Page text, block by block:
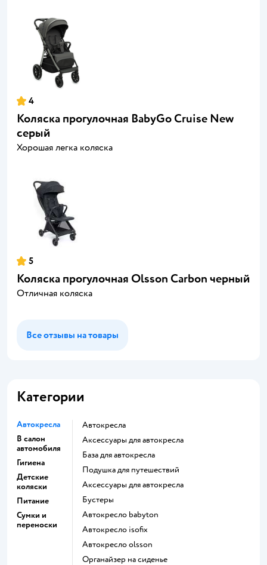
4
Коляска прогулочная BabyGo Cruise New
серый
Хорошая легка коляска
5
Коляска прогулочная Olsson Carbon черный
Отличная коляска
Все отзывы на товары
Категории
Автокресла
В салон
автомобиля
Гигиена
Детские
коляски
Питание
Сумки и
переноски
Автокресла
Аксессуары для автокресла
База для автокресла
Подушка для путешествий
Аксессуары для автокресла
Бустеры
Автокресло babyton
Автокресло isofix
Автокресло olsson
Органайзер на сиденье